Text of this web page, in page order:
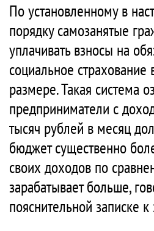
По установленному в
порядку самозанятые
уплачивать взносы на
социальное
размере. Такая система
предприниматели с
тысяч рублей в месяц
бюджет существенно
своих доходов по
зарабатывает больше,
пояснительной записке к